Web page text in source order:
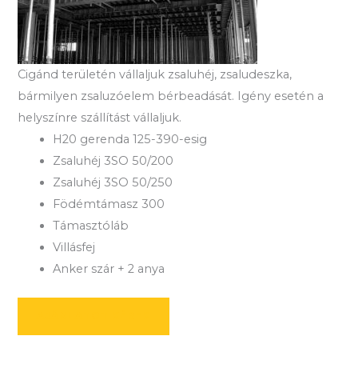
Cigánd területén vállaljuk zsaluhéj, zsaludeszka,
bármilyen zsaluzóelem bérbeadását. Igény esetén a
helyszínre szállítást vállaljuk.
H20 gerenda 125-390-esig
Zsaluhéj 3SO 50/200
Zsaluhéj 3SO 50/250
Födémtámasz 300
Támasztóláb
Villásfej
Anker szár + 2 anya